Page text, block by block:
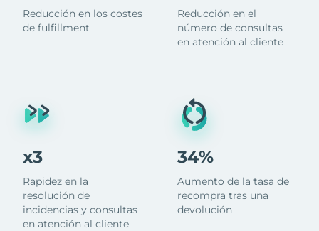
Reducción en los costes
de fulfillment
x3
Rapidez en la
resolución de
incidencias y consultas
en atención al cliente
Reducción en el
número de consultas
en atención al cliente
34%
Aumento de la tasa de
recompra tras una
devolución